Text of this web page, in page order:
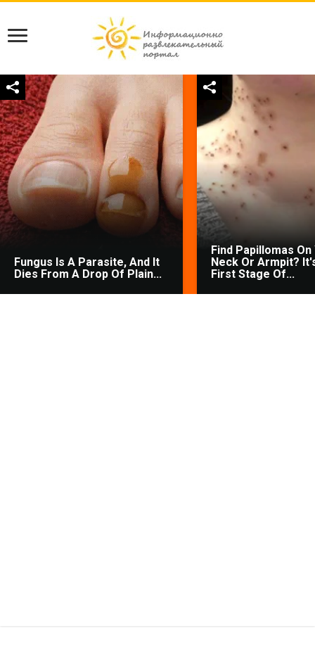
Fungus Is A Parasite, And It
Dies From A Drop Of Plain...
Find Papillomas On
Neck Or Armpit?
First Stage Of...